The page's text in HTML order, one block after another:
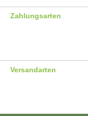
Zahlungsarten
Versandarten